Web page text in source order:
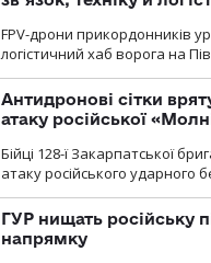
FPV-дрони прикордонників
логістичний хаб ворога на
Антидронові сітки
атаку російської
Бійці 128-ї Закарпатської
атаку російського ударного
ГУР нищать російську
напрямку